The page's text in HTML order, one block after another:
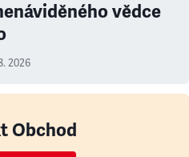
vědce
2026
Obchod